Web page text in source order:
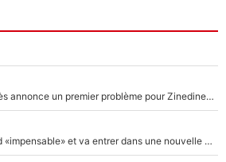
Michael Olise : Pierre Ménès annonce un premier problème pour Zinedine Zidane en équipe de France
F1 - Alpine signe un accord «impensable» et va entrer dans une nouvelle dimension : Grande nouvelle pour Pierre Gasly !